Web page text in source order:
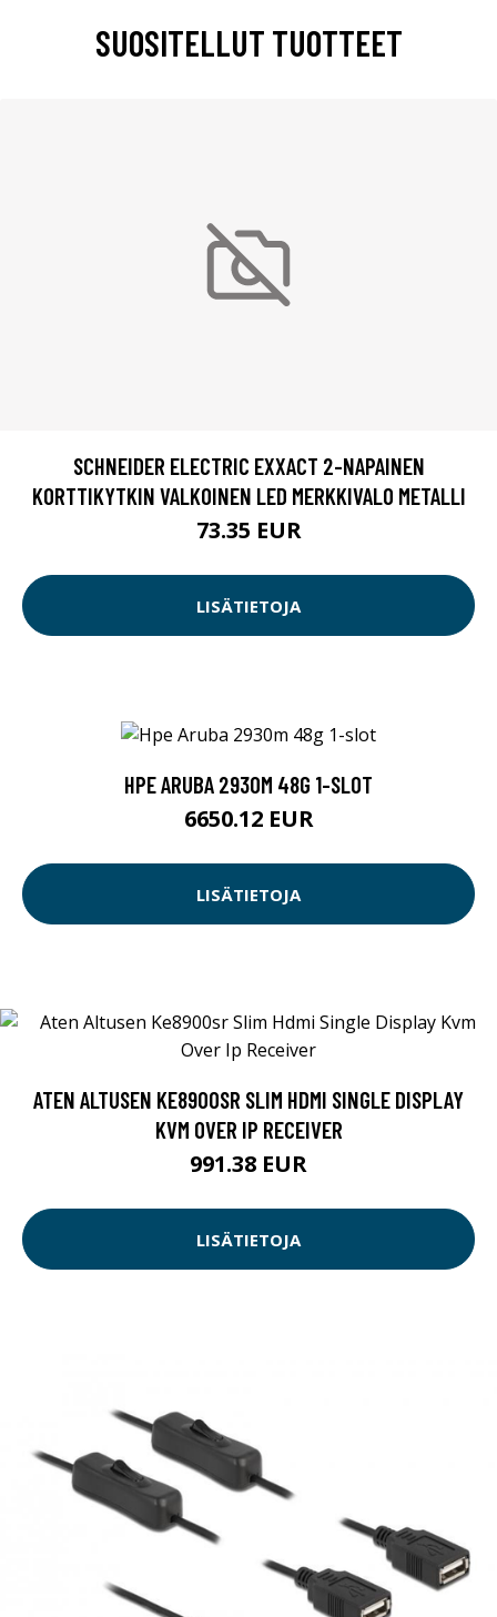
SUOSITELLUT TUOTTEET
SCHNEIDER ELECTRIC EXXACT 2-NAPAINEN
KORTTIKYTKIN VALKOINEN LED MERKKIVALO METALLI
73.35 EUR
LISÄTIETOJA
HPE ARUBA 2930M 48G 1-SLOT
6650.12 EUR
LISÄTIETOJA
ATEN ALTUSEN KE8900SR SLIM HDMI SINGLE DISPLAY
KVM OVER IP RECEIVER
991.38 EUR
LISÄTIETOJA